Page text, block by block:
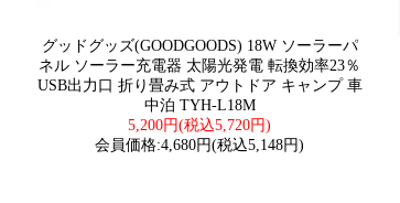
グッドグッズ(GOODGOODS) 18W ソーラーパ
ネル ソーラー充電器 太陽光発電 転換効率23％
USB出力口 折り畳み式 アウトドア キャンプ 車
中泊 TYH-L18M
5,200円(税込5,720円)
会員価格:4,680円(税込5,148円)